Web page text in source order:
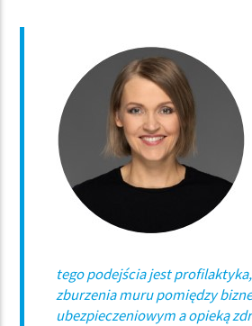
tego podejścia jest
zburzenia muru pomiędzy
ubezpieczeniowym a opieką